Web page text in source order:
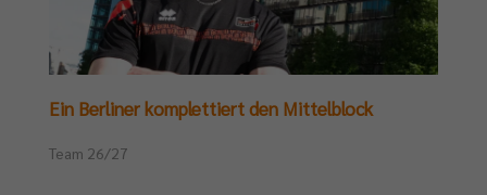
Ein Berliner komplettiert den Mittelblock
Team 26/27